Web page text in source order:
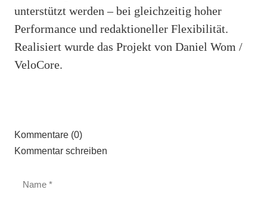
unterstützt werden – bei gleichzeitig hoher
Performance und redaktioneller Flexibilität.
Realisiert wurde das Projekt von Daniel Wom /
VeloCore.
Kommentare (0)
Kommentar schreiben